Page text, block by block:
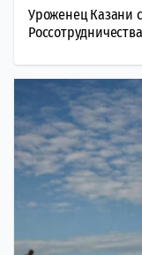
Уроженец Казани
Россотрудничества